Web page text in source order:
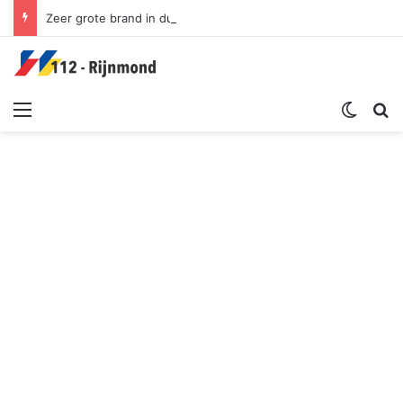
Zeer grote brand in duingebied | Oosterduinpad Ouddorp
Menu Switch